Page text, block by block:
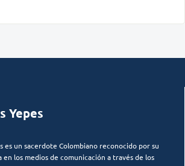
Yepes
es un sacerdote Colombiano reconocido por su
en los medios de comunicación a través de los